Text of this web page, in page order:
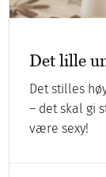
Det lille
Det stilles
– det skal gi
være sexy!